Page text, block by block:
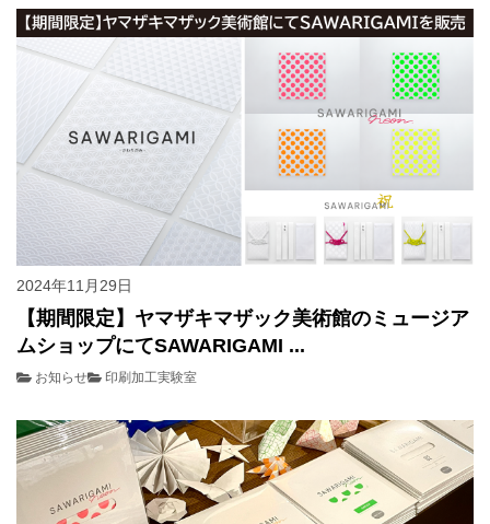
2024年11月29日
【期間限定】ヤマザキマザック美術館のミュージア
ムショップにてSAWARIGAMI ...
お知らせ 印刷加工実験室